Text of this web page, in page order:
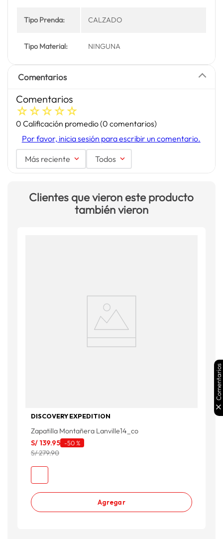
Tipo Prenda: CALZADO
Tipo Material: NINGUNA
Comentarios
Comentarios
☆☆☆☆☆
0 Calificación promedio(0 comentarios)
Por favor, inicia sesión para escribir un comentario.
Más reciente Todos
Clientes que vieron este producto
también vieron
DISCOVERY EXPEDITION
Zapatilla Montañera Lanville14_co
S/ 139.95 -50 %
S/ 279.90
Agregar
Comentarios